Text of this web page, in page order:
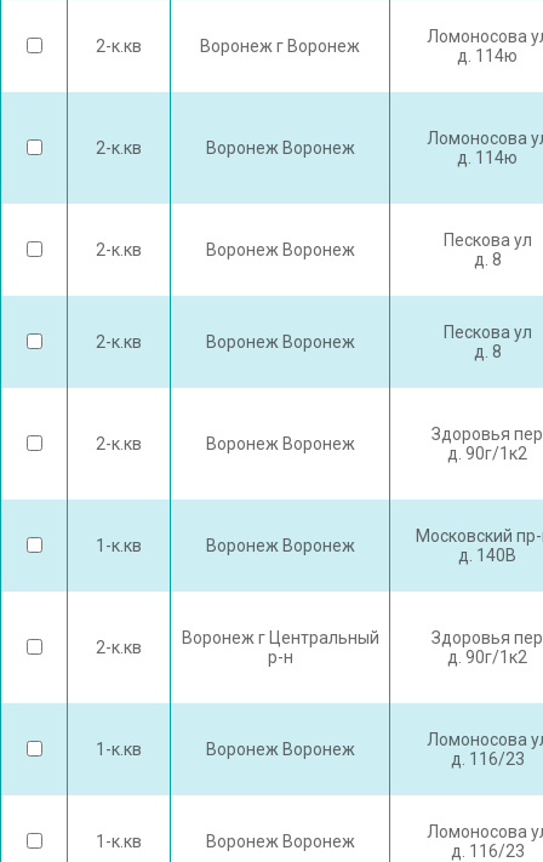
2-к.кв Воронеж г Воронеж
Ломоносова
д. 114ю
2-к.кв Воронеж Воронеж
Ломоносова
д. 114ю
2-к.кв Воронеж Воронеж
Пескова ул
д. 8
2-к.кв Воронеж Воронеж
Пескова ул
д. 8
2-к.кв Воронеж Воронеж
Здоровья пер
д. 90г/1к2
1-к.кв Воронеж Воронеж
Московский
д. 140В
2-к.кв
Воронеж г Центральный
р-н
Здоровья пер
д. 90г/1к2
1-к.кв Воронеж Воронеж
Ломоносова
д. 116/23
1-к.кв Воронеж Воронеж
Ломоносова
д. 116/23